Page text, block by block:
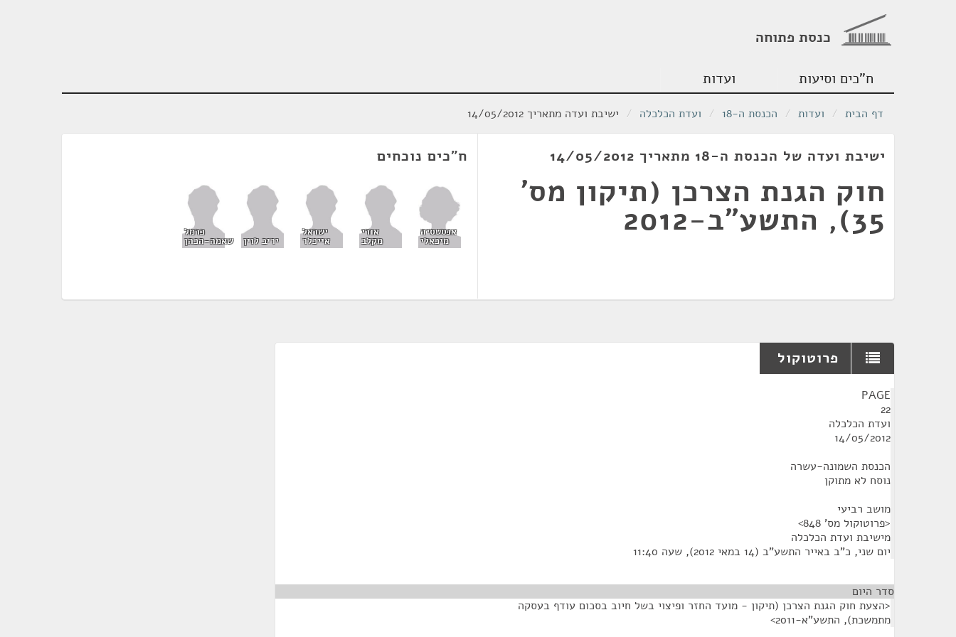
כנסת פתוחה
ח"כים וסיעות ועדות
דף הבית / ועדות / הכנסת ה-18 / ועדת הכלכלה / ישיבת ועדה מתאריך 14/05/2012
ישיבת ועדה של הכנסת ה-18 מתאריך 14/05/2012
חוק הגנת הצרכן (תיקון מס'
35), התשע"ב-2012
ח"כים נוכחים
אנסטסיה
מיכאלי
אורי
מקלב
ישראל
אייכלר יריב לוין
כרמל
שאמה-הכהן
פרוטוקול
PAGE
22
ועדת הכלכלה
14/05/2012
הכנסת השמונה-עשרה
נוסח לא מתוקן
מושב רביעי
<פרוטוקול מס' 848>
מישיבת ועדת הכלכלה
יום שני, כ"ב באייר התשע"ב (14 במאי 2012), שעה 11:40
סדר היום
<הצעת חוק הגנת הצרכן (תיקון - מועד החזר ופיצוי בשל חיוב בסכום עודף בעסקה
מתמשכת), התשע"א-2011>